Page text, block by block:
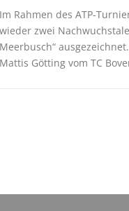
Im Rahmen des ATP-
wieder zwei
Meerbusch“
Mattis Götting vom TC